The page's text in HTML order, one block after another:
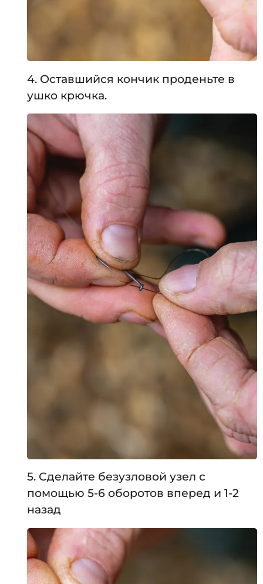
4. Оставшийся кончик проденьте в
ушко крючка.
5. Сделайте безузловой узел с
помощью 5-6 оборотов вперед и 1-2
назад